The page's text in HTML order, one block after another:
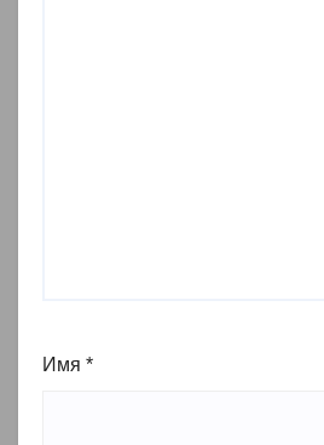
Имя *